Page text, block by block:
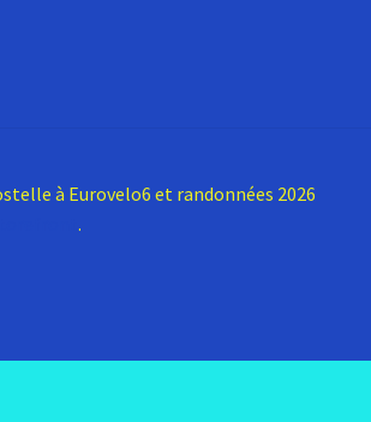
à Eurovelo6 et randonnées 2026
.